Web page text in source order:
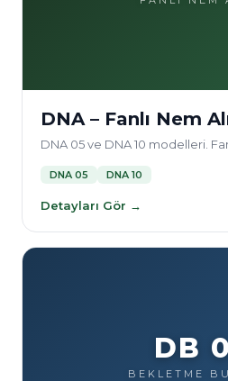
DNA – Fanlı Nem
DNA 05 ve DNA 10 modelleri.
DNA 05 DNA 10
Detayları Gör →
DB
BEKLETME